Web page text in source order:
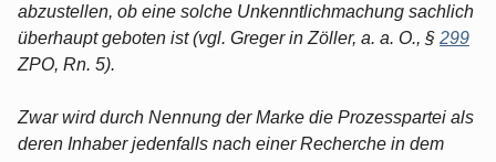
abzustellen, ob eine solche Unkenntlichmachung sachlich
überhaupt geboten ist (vgl. Greger in Zöller, a. a. O., § 299
ZPO, Rn. 5).
Zwar wird durch Nennung der Marke die Prozesspartei als
deren Inhaber jedenfalls nach einer Recherche in dem